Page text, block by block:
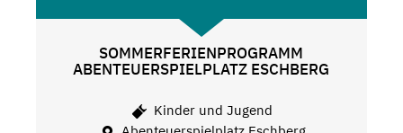
SOMMERFERIENPROGRAMM
ABENTEUERSPIELPLATZ ESCHBERG
Kinder und Jugend